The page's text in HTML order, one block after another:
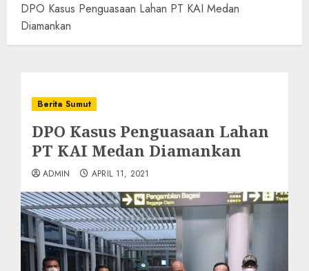
DPO Kasus Penguasaan Lahan PT KAI Medan
Diamankan
Berita Sumut
DPO Kasus Penguasaan Lahan
PT KAI Medan Diamankan
ADMIN APRIL 11, 2021